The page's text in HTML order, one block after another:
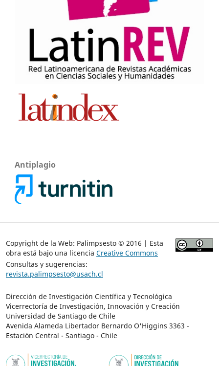
Antiplagio
Copyright de la Web: Palimpsesto © 2016 | Esta
obra está bajo una licencia Creative Commons
Consultas y sugerencias:
revista.palimpsesto@usach.cl
Dirección de Investigación Científica y Tecnológica
Vicerrectoría de Investigación, Innovación y Creación
Universidad de Santiago de Chile
Avenida Alameda Libertador Bernardo O'Higgins 3363 -
Estación Central - Santiago - Chile